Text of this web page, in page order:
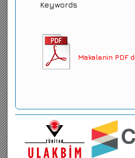
Keywords
Makalenin PDF